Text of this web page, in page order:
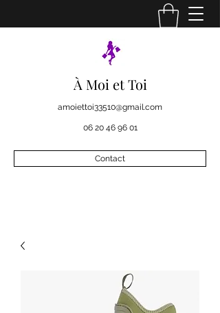
À Moi et Toi
amoiettoi33510@gmail.com
06 20 46 96 01
Contact